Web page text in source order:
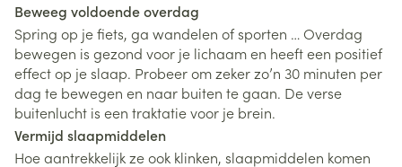
Beweeg voldoende overdag
Spring op je fiets, ga wandelen of sporten … Overdag
bewegen is gezond voor je lichaam en heeft een positief
effect op je slaap. Probeer om zeker zo’n 30 minuten per
dag te bewegen en naar buiten te gaan. De verse
buitenlucht is een traktatie voor je brein.
Vermijd slaapmiddelen
Hoe aantrekkelijk ze ook klinken, slaapmiddelen komen